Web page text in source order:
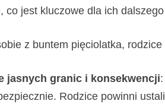
co jest kluczowe dla ich
z buntem pięciolatka,
jasnych granic i konsekwencji
Rodzice powinni